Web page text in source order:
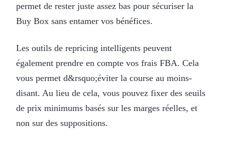
permet de rester juste assez bas pour sécuriser la
Buy Box sans entamer vos bénéfices.
Les outils de repricing intelligents peuvent
également prendre en compte vos frais FBA. Cela
vous permet d&rsquo;éviter la course au moins-
disant. Au lieu de cela, vous pouvez fixer des seuils
de prix minimums basés sur les marges réelles, et
non sur des suppositions.